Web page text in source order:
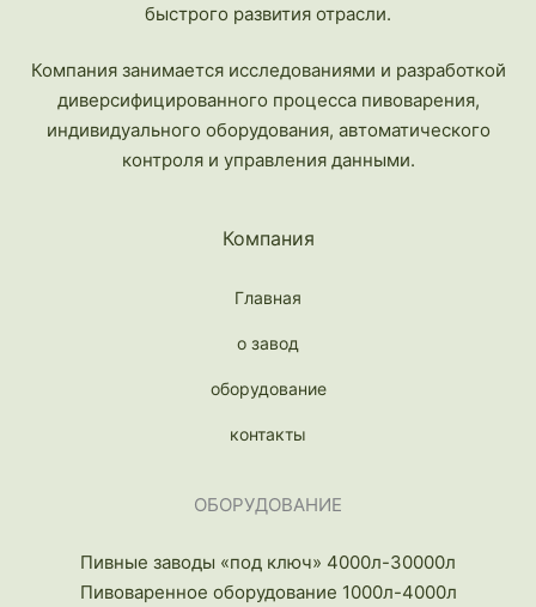
быстрого развития отрасли.
Компания занимается исследованиями и разработкой
диверсифицированного процесса пивоварения,
индивидуального оборудования, автоматического
контроля и управления данными.
Компания
Главная
о завод
оборудование
контакты
ОБОРУДОВАНИЕ
Пивные заводы «под ключ» 4000л-30000л
Пивоваренное оборудование 1000л-4000л